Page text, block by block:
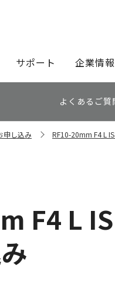
サポート 企業情報
よくあるご質
申し込み RF10-20mm F4 L
F4 L